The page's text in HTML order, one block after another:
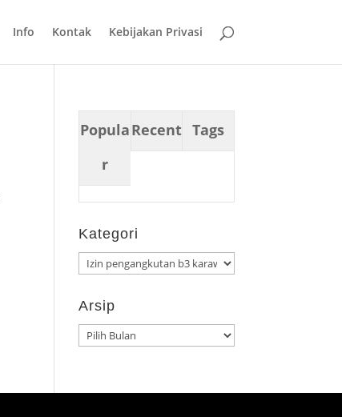
Info Kontak Kebijakan Privasi
Popula
r
Recent Tags
Kategori
Kategori
Arsip
Arsip